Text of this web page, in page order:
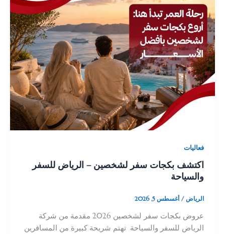
فعاليات
اكتشف بكجات سفر لشخصين – الرياض للسفر
والسياحة
الرياض/ أغسطس 5, 2026
عروض بكجات سفر لشخصين 2026 مقدمة من شركة
الرياض للسفر والسياحة تهتم شريحة كبيرة من المسافرين